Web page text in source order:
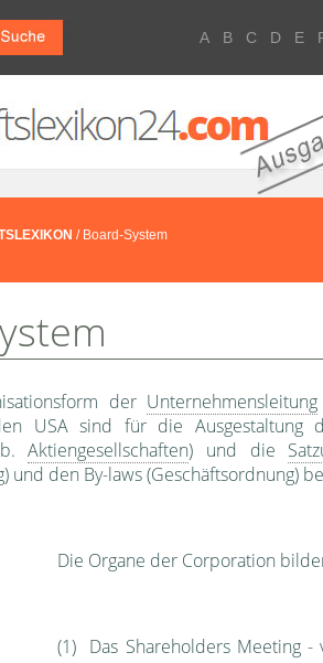
A B C D E
/ Board-System
der Unternehmensleitung
USA sind für die Ausgestaltung
Aktiengesellschaften) und die
und den By-laws (Geschäftsordnung)
Die Organe der Corporation
(1) Das Shareholders Meeting